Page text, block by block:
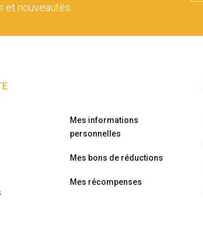
et nouveautés
Mes informations
personnelles
Mes bons de réductions
Mes récompenses